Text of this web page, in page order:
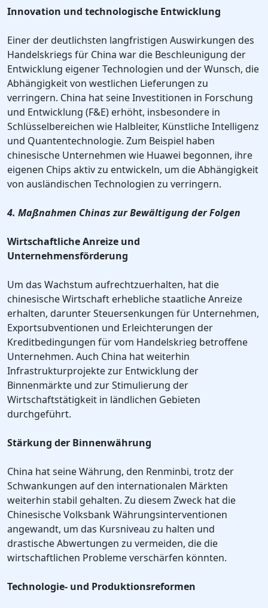
Innovation und technologische Entwicklung
Einer der deutlichsten langfristigen Auswirkungen des
Handelskriegs für China war die Beschleunigung der
Entwicklung eigener Technologien und der Wunsch, die
Abhängigkeit von westlichen Lieferungen zu
verringern. China hat seine Investitionen in Forschung
und Entwicklung (F&E) erhöht, insbesondere in
Schlüsselbereichen wie Halbleiter, Künstliche Intelligenz
und Quantentechnologie. Zum Beispiel haben
chinesische Unternehmen wie Huawei begonnen, ihre
eigenen Chips aktiv zu entwickeln, um die Abhängigkeit
von ausländischen Technologien zu verringern.
4. Maßnahmen Chinas zur Bewältigung der Folgen
Wirtschaftliche Anreize und
Unternehmensförderung
Um das Wachstum aufrechtzuerhalten, hat die
chinesische Wirtschaft erhebliche staatliche Anreize
erhalten, darunter Steuersenkungen für Unternehmen,
Exportsubventionen und Erleichterungen der
Kreditbedingungen für vom Handelskrieg betroffene
Unternehmen. Auch China hat weiterhin
Infrastrukturprojekte zur Entwicklung der
Binnenmärkte und zur Stimulierung der
Wirtschaftstätigkeit in ländlichen Gebieten
durchgeführt.
Stärkung der Binnenwährung
China hat seine Währung, den Renminbi, trotz der
Schwankungen auf den internationalen Märkten
weiterhin stabil gehalten. Zu diesem Zweck hat die
Chinesische Volksbank Währungsinterventionen
angewandt, um das Kursniveau zu halten und
drastische Abwertungen zu vermeiden, die die
wirtschaftlichen Probleme verschärfen könnten.
Technologie- und Produktionsreformen